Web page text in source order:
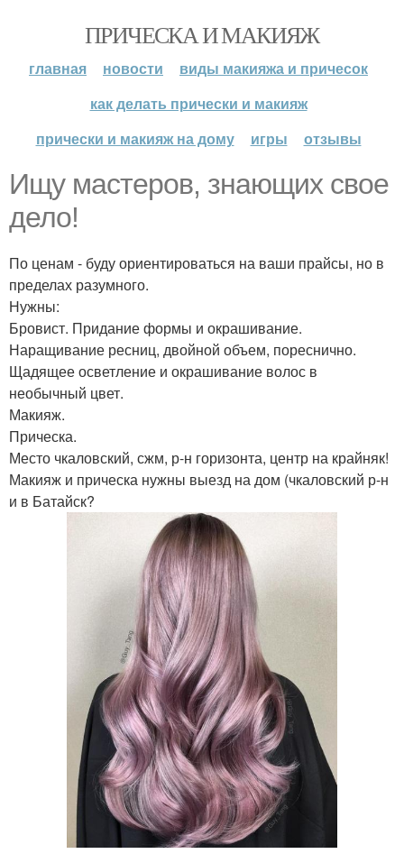
ПРИЧЕСКА И МАКИЯЖ
главная новости
виды макияжа и причесок
как делать прически и макияж
прически и макияж на дому
игры отзывы
Ищу мастеров, знающих свое
дело!
По ценам - буду ориентироваться на ваши прайсы, но в
пределах разумного.
Нужны:
Бровист. Придание формы и окрашивание.
Наращивание ресниц, двойной объем, пореснично.
Щадящее осветление и окрашивание волос в
необычный цвет.
Макияж.
Прическа.
Место чкаловский, сжм, р-н горизонта, центр на крайняк!
Макияж и прическа нужны выезд на дом (чкаловский р-н
и в Батайск?